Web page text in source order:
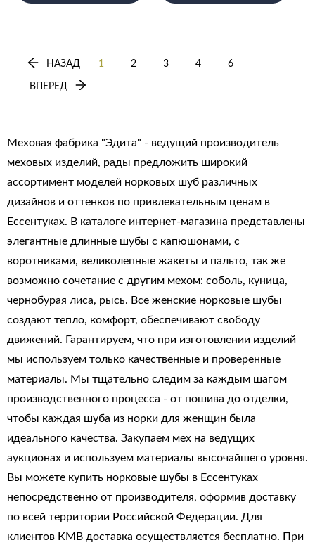
НАЗАД 1 2 3 4 6
ВПЕРЕД
Меховая фабрика "Эдита" - ведущий производитель
меховых изделий, рады предложить широкий
ассортимент моделей норковых шуб различных
дизайнов и оттенков по привлекательным ценам в
Ессентуках. В каталоге интернет-магазина представлены
элегантные длинные шубы с капюшонами, с
воротниками, великолепные жакеты и пальто, так же
возможно сочетание с другим мехом: соболь, куница,
чернобурая лиса, рысь. Все женские норковые шубы
создают тепло, комфорт, обеспечивают свободу
движений. Гарантируем, что при изготовлении изделий
мы используем только качественные и проверенные
материалы. Мы тщательно следим за каждым шагом
производственного процесса - от пошива до отделки,
чтобы каждая шуба из норки для женщин была
идеального качества. Закупаем мех на ведущих
аукционах и используем материалы высочайшего уровня.
Вы можете купить норковые шубы в Ессентуках
непосредственно от производителя, оформив доставку
по всей территории Российской Федерации. Для
клиентов КМВ доставка осуществляется бесплатно. При